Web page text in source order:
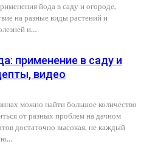
йода в саду и огороде,
на разные виды растений и
и…
применение в саду и
видео
можно найти большое количество
от разных проблем на дачном
достаточно высокая, не каждый